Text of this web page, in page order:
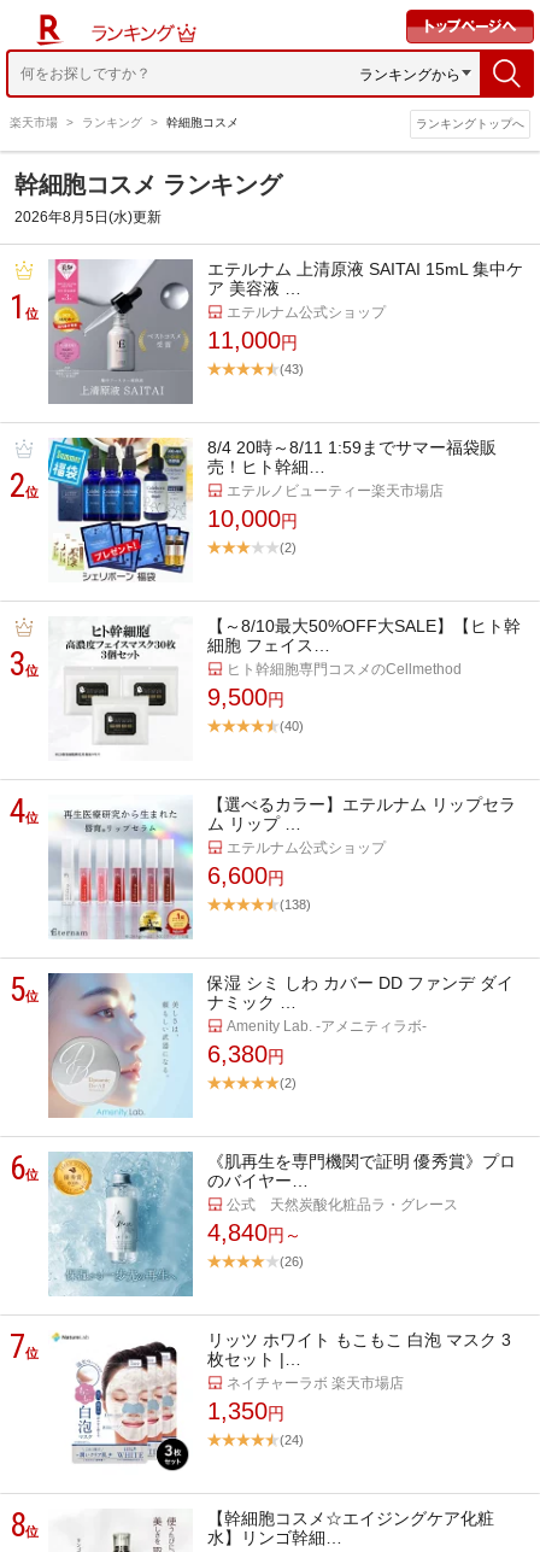
ランキングから
楽天市場 > ランキング > 幹細胞コスメ ランキングトップへ
幹細胞コスメ ランキング
2026年8月5日(水)更新
1位
エテルナム 上清原液 SAITAI 15mL 集中ケ
ア 美容液 …
エテルナム公式ショップ
11,000円
(43)
2位
8/4 20時～8/11 1:59までサマー福袋販
売！ヒト幹細…
エテルノビューティー楽天市場店
10,000円
(2)
3位
【～8/10最大50%OFF大SALE】【ヒト幹
細胞 フェイス…
ヒト幹細胞専門コスメのCellmethod
9,500円
(40)
4位
【選べるカラー】エテルナム リップセラ
ム リップ …
エテルナム公式ショップ
6,600円
(138)
5位
保湿 シミ しわ カバー DD ファンデ ダイ
ナミック …
Amenity Lab. -アメニティラボ-
6,380円
(2)
6位
《肌再生を専門機関で証明 優秀賞》プロ
のバイヤー…
公式 天然炭酸化粧品ラ・グレース
4,840円～
(26)
7位
リッツ ホワイト もこもこ 白泡 マスク 3
枚セット |…
ネイチャーラボ 楽天市場店
1,350円
(24)
8位
【幹細胞コスメ☆エイジングケア化粧
水】リンゴ幹細…